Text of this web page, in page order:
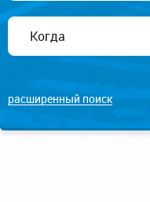
расширенный поиск